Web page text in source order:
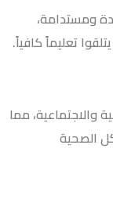
ومستدامة،
تعليماً كافياً.
والاجتماعية، مما
الصحية